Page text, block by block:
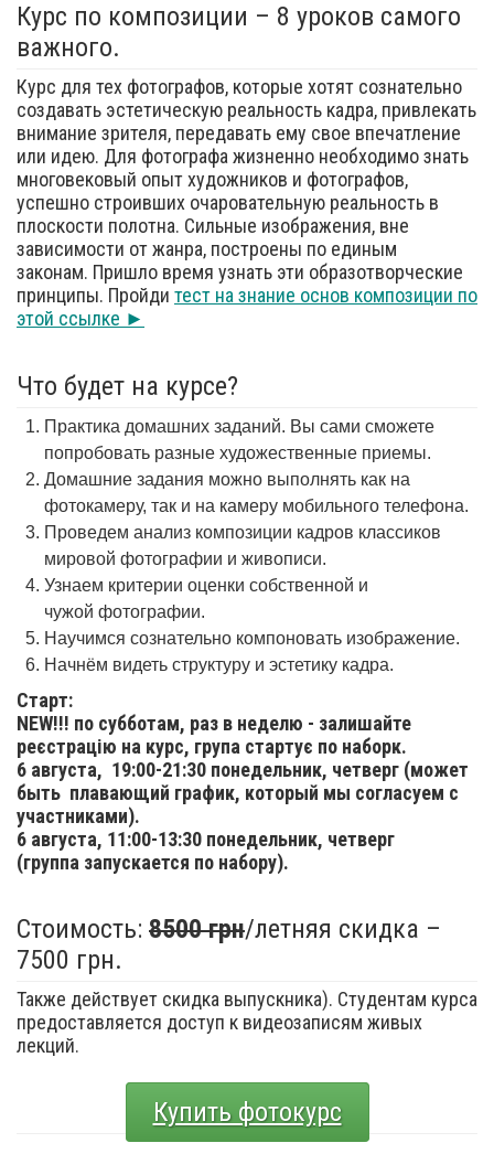
Курс по композиции – 8 уроков самого
важного.
Курс для тех фотографов, которые хотят сознательно
создавать эстетическую реальность кадра, привлекать
внимание зрителя, передавать ему свое впечатление
или идею. Для фотографа жизненно необходимо знать
многовековый опыт художников и фотографов,
успешно строивших очаровательную реальность в
плоскости полотна. Сильные изображения, вне
зависимости от жанра, построены по единым
законам. Пришло время узнать эти образотворческие
принципы. Пройди тест на знание основ композиции по
этой ссылке ►
Что будет на курсе?
Практика домашних заданий. Вы сами сможете
попробовать разные художественные приемы.
Домашние задания можно выполнять как на
фотокамеру, так и на камеру мобильного телефона.
Проведем анализ композиции кадров классиков
мировой фотографии и живописи.
Узнаем критерии оценки собственной и
чужой фотографии.
Научимся сознательно компоновать изображение.
Начнём видеть структуру и эстетику кадра.
Старт:
NEW!!! по субботам, раз в неделю - залишайте
реєстрацію на курс, група стартує по наборк.
6 августа, 19:00-21:30 понедельник, четверг (может
быть плавающий график, который мы согласуем с
участниками).
6 августа, 11:00-13:30 понедельник, четверг
(группа запускается по набору).
Стоимость: 8500 грн/летняя скидка –
7500 грн.
Также действует скидка выпускника). Студентам курса
предоставляется доступ к видеозаписям живых
лекций.
Купить фотокурс